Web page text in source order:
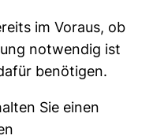
im Voraus, ob
notwendig ist
benötigen.
Sie einen